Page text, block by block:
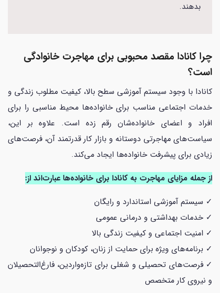
بدهند.
چرا کانادا مقصد محبوبی برای مهاجرت خانوادگی
است؟
کانادا با وجود سیستم آموزشی سطح بالا، کیفیت مطلوب زندگی و
خدمات اجتماعی مناسب برای خانواده‌ها محیط مناسبی را برای
افراد و اعضای خانواده‌شان رقم زده است. علاوه بر این،
سیاست‌های مهاجرتی دوستانه و بازار کار قدرتمند آن، فرصت‌های
زیادی برای پیشرفت خانواده‌ها ایجاد می‌کند.
از جمله مزایای مهاجرت به کانادا برای خانواده‌ها عبارت‌اند از:
✓ سیستم آموزشی استاندارد و رایگان
✓ خدمات بهداشتی و درمانی عمومی
✓ امنیت اجتماعی و کیفیت زندگی بالا
✓ برنامه‌های ویژه برای حمایت از زنان، کودکان و نوجوانان
✓ فرصت‌های تحصیلی و شغلی برای تازه‌واردین، فارغ‌التحصیلان
و نیروی کار متخصص